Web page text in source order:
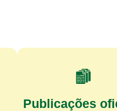
Publicações